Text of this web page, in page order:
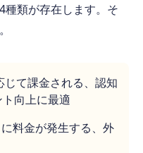
種類が存在します。そ
じて課金される、認知
向上に最適
料金が発生する、外